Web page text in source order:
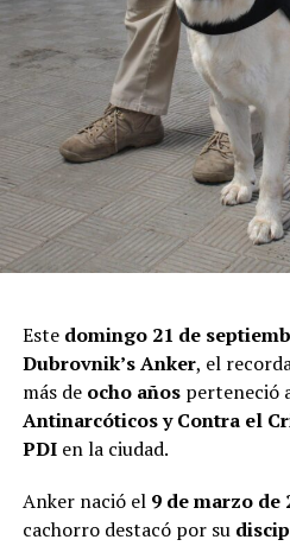
Este domingo 21 de
Dubrovnik’s Anker, el
más de ocho añosperteneció
Antinarcóticos y Contra el
PDIen la ciudad.
Anker nació el 9 de marzo de
cachorro destacó por su